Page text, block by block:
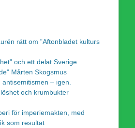
rätt om ”Aftonbladet kulturs
och ett delat Sverige
Mårten Skogsmus
– igen.
och krumbukter
för imperiemakten, med
som resultat